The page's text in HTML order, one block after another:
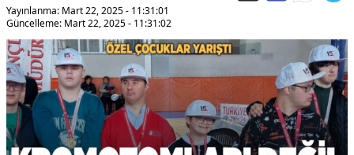
Yayınlanma: Mart 22, 2025 - 11:31:01
Güncelleme: Mart 22, 2025 - 11:31:02